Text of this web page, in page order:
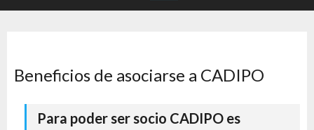
Beneficios de asociarse a CADIPO
Para poder ser socio CADIPO es